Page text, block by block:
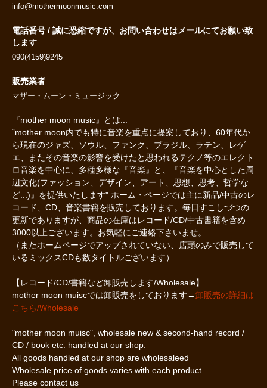
info@mothermoonmusic.com
電話番号 / 誠に恐縮ですが、お問い合わせはメールにてお願い致
します
090(4159)9245
販売業者
マザー・ムーン・ミュージック
『mother moon music』とは...
”mother moon内でも特に音楽を重点に提案しており、60年代か
ら現在のジャズ、ソウル、ファンク、ブラジル、ラテン、レゲ
エ、またその音楽の影響を受けたと思われるテクノ等のエレクト
ロ音楽を中心に、多種多様な『音楽』と、『音楽を中心とした周
辺文化(ファッション、デザイン、アート、思想、思考、哲学な
ど...)』を提供いたします" ホーム・ページでは主に新品/中古のレ
コード、CD、音楽書籍を販売しております。毎日すこしづつの
更新でありますが、商品の在庫はレコード/CD/中古書籍を含め
3000以上ございます。お気軽にご連絡下さいませ。
（またホームページでアップされていない、店頭のみで販売して
いるミックスCDも数タイトルございます）
【レコード/CD/書籍など卸販売します/Wholesale】
mother moon muiscでは卸販売をしております→卸販売の詳細は
こちら/Wholesale
"mother moon muisc", wholesale new & second-hand record /
CD / book etc. handled at our shop.
All goods handled at our shop are wholesaleed
Wholesale price of goods varies with each product
Please contact us